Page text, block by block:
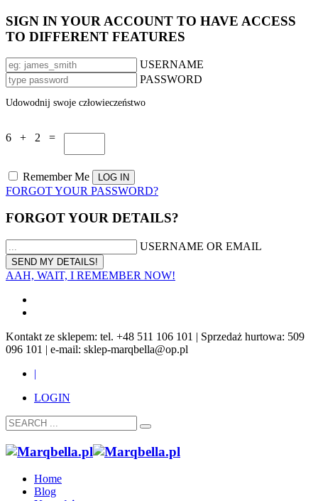
SIGN IN YOUR ACCOUNT TO HAVE ACCESS
TO DIFFERENT FEATURES
USERNAME
PASSWORD
Udowodnij swoje człowieczeństwo
6 + 2 =
Remember Me
FORGOT YOUR PASSWORD?
FORGOT YOUR DETAILS?
USERNAME OR EMAIL
AAH, WAIT, I REMEMBER NOW!
Kontakt ze sklepem: tel. +48 511 106 101 | Sprzedaż hurtowa: 509
096 101 | e-mail: sklep-marqbella@op.pl
|
LOGIN
Home
Blog